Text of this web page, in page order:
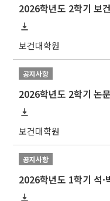
보건대학원
공지사항
보건대학원
공지사항